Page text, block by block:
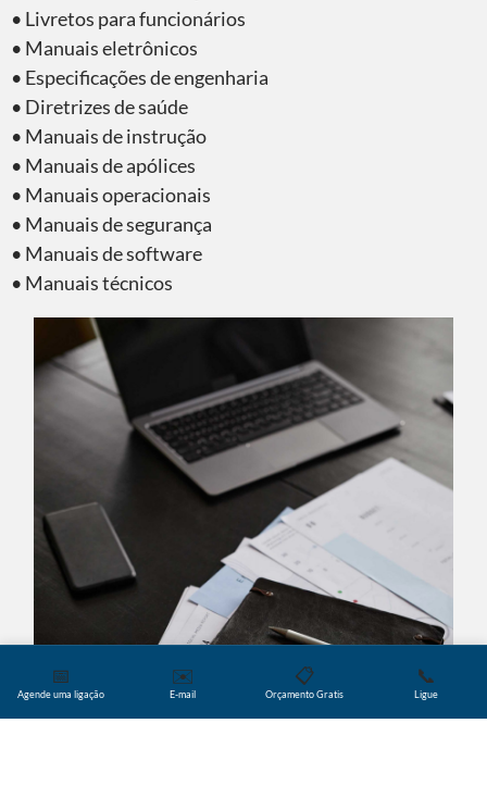
• Livretos para funcionários
• Manuais eletrônicos
• Especificações de engenharia
• Diretrizes de saúde
• Manuais de instrução
• Manuais de apólices
• Manuais operacionais
• Manuais de segurança
• Manuais de software
• Manuais técnicos
📅
Agende uma ligação
✉️
E-mail
📋
Orçamento Gratis
📞
Ligue